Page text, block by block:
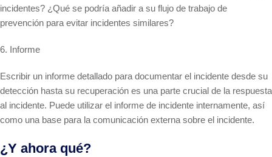
incidentes? ¿Qué se podría añadir a su flujo de trabajo de
prevención para evitar incidentes similares?
6. Informe
Escribir un informe detallado para documentar el incidente desde su
detección hasta su recuperación es una parte crucial de la respuesta
al incidente. Puede utilizar el informe de incidente internamente, así
como una base para la comunicación externa sobre el incidente.
¿Y ahora qué?